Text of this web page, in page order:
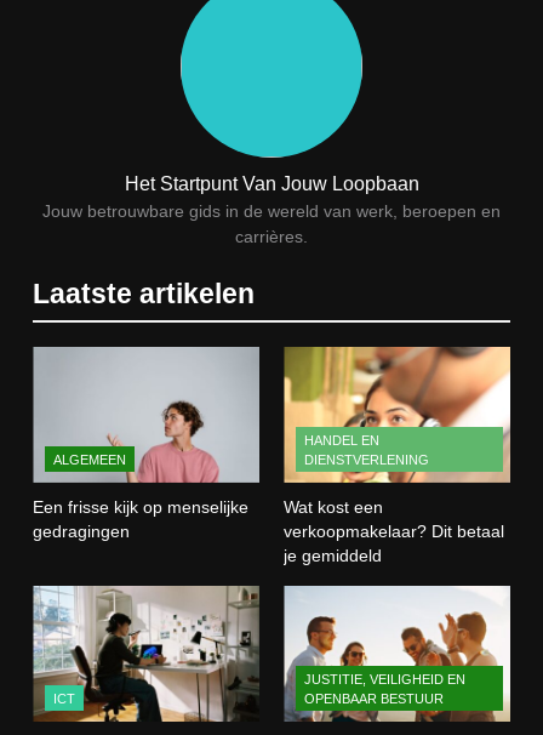
onderzoek: wat is het verschil?
ONDERWIJS, CULTUUR EN WETENSCHAP
Wat verdient een machine
operator? Salaris, factoren en
doorgroeimogelijkheden
TECHNIEK, PRODUCTIE EN BOUW
Een frisse kijk op menselijke
Wat kost een verkoopmakelaar?
HANDEL EN DIENSTVERLENING
3
Wat is webontwikkeling en hoe
werkt het in de praktijk?
ICT
Het Startpunt Van Jouw Loopbaan
Jouw betrouwbare gids in de wereld van werk, beroepen en
carrières.
Laatste artikelen
ALGEMEEN
Een frisse kijk op menselijke
gedragingen
HANDEL EN
DIENSTVERLENING
Wat kost een
verkoopmakelaar? Dit betaal
je gemiddeld
ICT
JUSTITIE, VEILIGHEID EN
OPENBAAR BESTUUR